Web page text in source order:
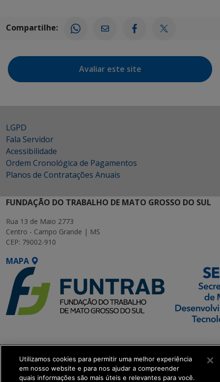
Compartilhe:
Avaliar este site
LGPD
Fala Servidor
Acessibilidade
Ordem Cronológica de Pagamentos
Planos de Contratações Anuais
FUNDAÇÃO DO TRABALHO DE MATO GROSSO DO SUL
Rua 13 de Maio 2773
Centro - Campo Grande | MS
CEP: 79002-910
MAPA
Executiva de
Transformação Digital
Utilizamos cookies para permitir uma melhor experiência
em nosso website e para nos ajudar a compreender
quais informações são mais úteis e relevantes para você.